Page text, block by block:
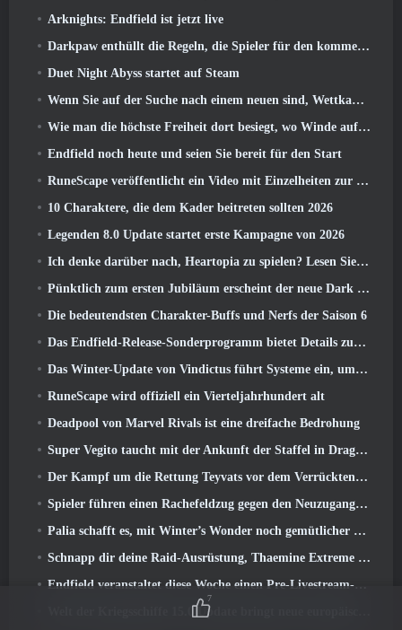
Arknights: Endfield ist jetzt live
Darkpaw enthüllt die Regeln, die Spieler für den kommenden Frostreaver-Server von EverQuest gewählt haben
Duet Night Abyss startet auf Steam
Wenn Sie auf der Suche nach einem neuen sind, Wettkampfsportspiel, Der geschlossene Betatest von Freestyle Football 2 Ist auf dem Weg
Wie man die höchste Freiheit dort besiegt, wo Winde aufeinander treffen
Endfield noch heute und seien Sie bereit für den Start
RuneScape veröffentlicht ein Video mit Einzelheiten zur „ehrgeizigen Reihe von Inhaltsaktualisierungen“
10 Charaktere, die dem Kader beitreten sollten 2026
Legenden 8.0 Update startet erste Kampagne von 2026
Ich denke darüber nach, Heartopia zu spielen? Lesen Sie dies zuerst
Pünktlich zum ersten Jubiläum erscheint der neue Dark Lancer von Blade & Soul Neo
Die bedeutendsten Charakter-Buffs und Nerfs der Saison 6
Das Endfield-Release-Sonderprogramm bietet Details zum Monetarisierungssystem des Spiels
Das Winter-Update von Vindictus führt Systeme ein, um den Spielern den Fortschritt zu erleichtern
RuneScape wird offiziell ein Vierteljahrhundert alt
Deadpool von Marvel Rivals ist eine dreifache Bedrohung
Super Vegito taucht mit der Ankunft der Staffel in Dragon Ball Gekishin Squadra auf 3
Der Kampf um die Rettung Teyvats vor dem Verrückten Dottore beginnt heute in Genshin Impact
Spieler führen einen Rachefeldzug gegen den Neuzugang von Overwatch
Palia schafft es, mit Winter’s Wonder noch gemütlicher zu werden: Snowbound Sanctuary-Update
Schnapp dir deine Raid-Ausrüstung, Thaemine Extreme erscheint morgen in Lost Ark
Endfield veranstaltet diese Woche einen Pre-Livestream-Livestream
Welt der Kriegsschiffe 15.0 Update bringt neue europäische Schlachtschiffe, Eine Commander-Kollaboration und mehr
7